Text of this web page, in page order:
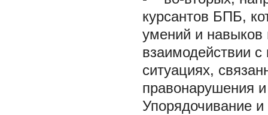
курсантов БПБ,
умений и
взаимодействии
ситуациях,
правонарушения
Упорядочивание и